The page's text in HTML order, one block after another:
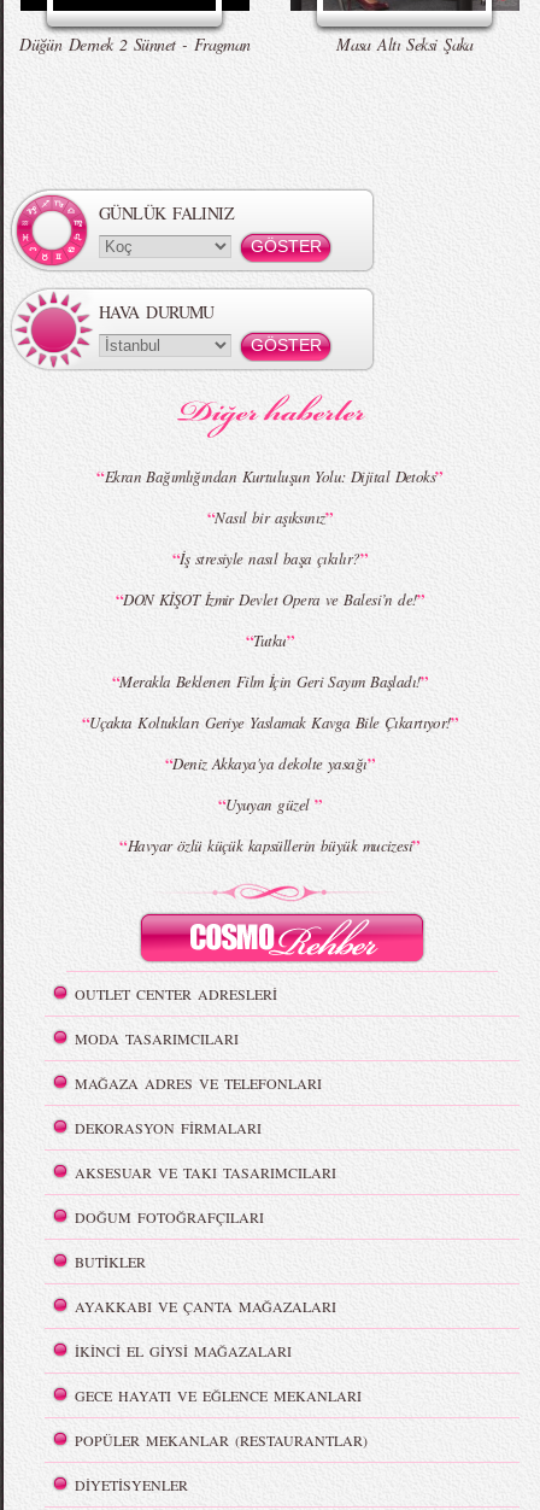
MBFWI - Gülçin Çengel 2015 Yaz
MBFWI - Zeynep Erdoğan 2015 Yaz
MBFWI - Giray Sepin 2015 Yaz Koleksiyonu MBFWI - Burçe Bekrek 2015 Yaz Koleksiyonu
Düğün Dernek 2 Sünnet - Fragman Masa Altı Seksi Şaka
GÜNLÜK FALINIZ
HAVA DURUMU
“Ekran Bağımlığından Kurtuluşun Yolu: Dijital Detoks”
“Nasıl bir aşıksınız”
“İş stresiyle nasıl başa çıkılır?”
“DON KİŞOT İzmir Devlet Opera ve Balesi’n de!”
“Tutku”
“Merakla Beklenen Film İçin Geri Sayım Başladı!”
“Uçakta Koltukları Geriye Yaslamak Kavga Bile Çıkartıyor!”
“Deniz Akkaya'ya dekolte yasağı”
“Uyuyan güzel ”
“Havyar özlü küçük kapsüllerin büyük mucizesi”
OUTLET CENTER ADRESLERİ
MODA TASARIMCILARI
MAĞAZA ADRES VE TELEFONLARI
DEKORASYON FİRMALARI
AKSESUAR VE TAKI TASARIMCILARI
DOĞUM FOTOĞRAFÇILARI
BUTİKLER
AYAKKABI VE ÇANTA MAĞAZALARI
İKİNCİ EL GİYSİ MAĞAZALARI
GECE HAYATI VE EĞLENCE MEKANLARI
POPÜLER MEKANLAR (RESTAURANTLAR)
DİYETİSYENLER